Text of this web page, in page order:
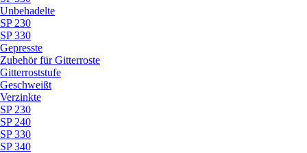
Unbehadelte
SP 230
SP 330
Gepresste
Zubehör für Gitterroste
Gitterroststufe
Geschweißt
Verzinkte
SP 230
SP 240
SP 330
SP 340